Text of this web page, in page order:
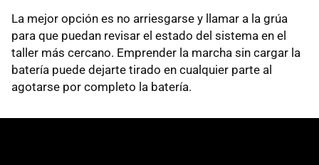
La mejor opción es no arriesgarse y llamar a la grúa
para que puedan revisar el estado del sistema en el
taller más cercano. Emprender la marcha sin cargar la
batería puede dejarte tirado en cualquier parte al
agotarse por completo la batería.